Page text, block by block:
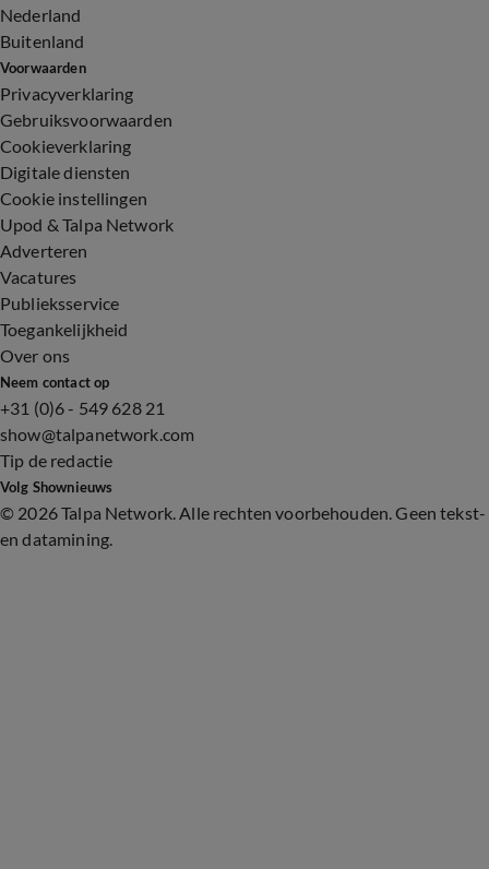
Nederland
Buitenland
Voorwaarden
Privacyverklaring
Gebruiksvoorwaarden
Cookieverklaring
Digitale diensten
Cookie instellingen
Upod & Talpa Network
Adverteren
Vacatures
Publieksservice
Toegankelijkheid
Over ons
Neem contact op
+31 (0)6 - 549 628 21
show@talpanetwork.com
Tip de redactie
Volg Shownieuws
© 2026 Talpa Network. Alle rechten voorbehouden. Geen tekst-
en datamining.